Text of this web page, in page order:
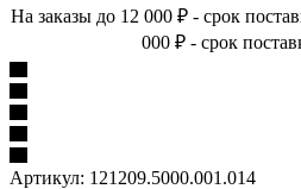
На заказы до 12 000 ₽ - срок
000 ₽ - срок
Артикул: 121209.5000.001.014